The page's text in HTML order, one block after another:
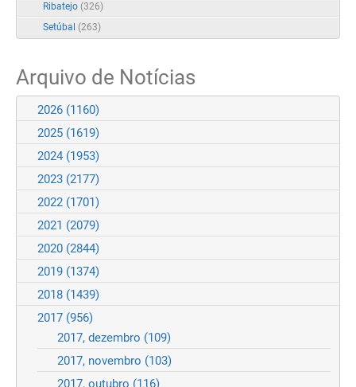
Ribatejo (326)
Setúbal (263)
Arquivo de Notícias
2026 (1160)
2025 (1619)
2024 (1953)
2023 (2177)
2022 (1701)
2021 (2079)
2020 (2844)
2019 (1374)
2018 (1439)
2017 (956)
2017, dezembro (109)
2017, novembro (103)